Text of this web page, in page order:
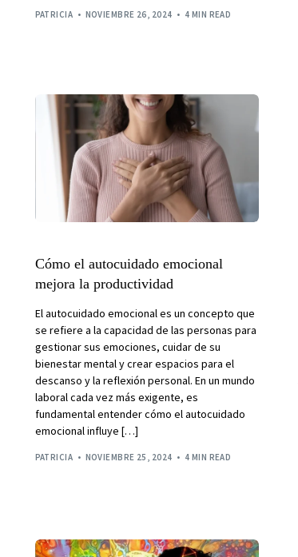
PATRICIA NOVIEMBRE 26, 2024 4 MIN READ
Cómo el autocuidado emocional
mejora la productividad
El autocuidado emocional es un concepto que
se refiere a la capacidad de las personas para
gestionar sus emociones, cuidar de su
bienestar mental y crear espacios para el
descanso y la reflexión personal. En un mundo
laboral cada vez más exigente, es
fundamental entender cómo el autocuidado
emocional influye […]
PATRICIA NOVIEMBRE 25, 2024 4 MIN READ